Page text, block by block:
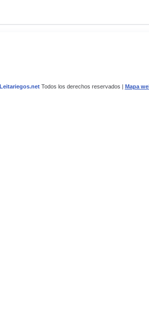
Leitariegos.netTodos los derechos reservados | Mapa